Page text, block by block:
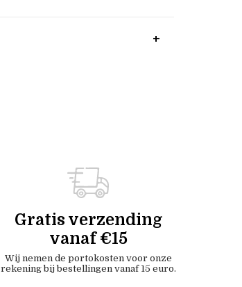
Gratis verzending
vanaf €15
Wij nemen de portokosten voor onze
rekening bij bestellingen vanaf 15 euro.